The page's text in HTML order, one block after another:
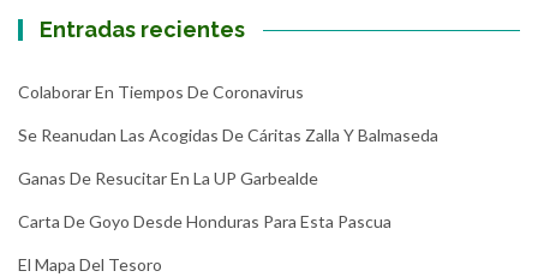
Entradas recientes
Colaborar En Tiempos De Coronavirus
Se Reanudan Las Acogidas De Cáritas Zalla Y Balmaseda
Ganas De Resucitar En La UP Garbealde
Carta De Goyo Desde Honduras Para Esta Pascua
El Mapa Del Tesoro